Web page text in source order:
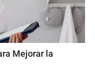
Mejorar la